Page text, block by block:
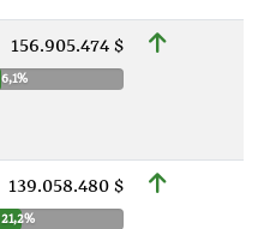
156.905.474 $
6,1%
139.058.480 $
21,2%